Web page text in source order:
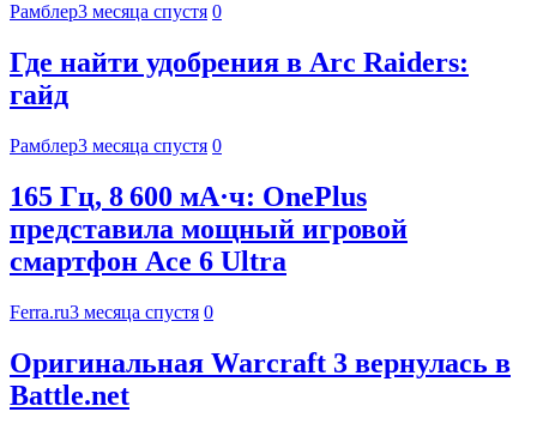
Рамблер3 месяца спустя 0
Где найти удобрения в Arc Raiders:
гайд
Рамблер3 месяца спустя 0
165 Гц, 8 600 мА·ч: OnePlus
представила мощный игровой
смартфон Ace 6 Ultra
Ferra.ru3 месяца спустя 0
Оригинальная Warcraft 3 вернулась в
Battle.net